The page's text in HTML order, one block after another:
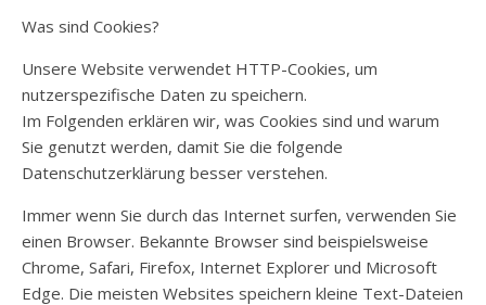
Was sind Cookies?
Unsere Website verwendet HTTP-Cookies, um
nutzerspezifische Daten zu speichern.
Im Folgenden erklären wir, was Cookies sind und warum
Sie genutzt werden, damit Sie die folgende
Datenschutzerklärung besser verstehen.
Immer wenn Sie durch das Internet surfen, verwenden Sie
einen Browser. Bekannte Browser sind beispielsweise
Chrome, Safari, Firefox, Internet Explorer und Microsoft
Edge. Die meisten Websites speichern kleine Text-Dateien